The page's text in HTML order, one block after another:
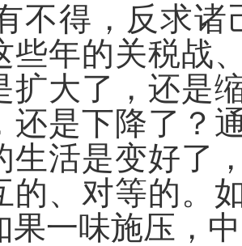
不得，反求
些年的关税战
扩大了，还是
还是下降了？
生活是变好了
的、对等的。
果一味施压，